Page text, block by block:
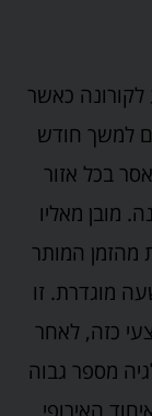
לקורונה כאשר
למשך חודש
בכל אזור
מובן מאליו
מהזמן המותר
מוגדרת. זו
כזה, לאחר
מספר גבוה
האירופי